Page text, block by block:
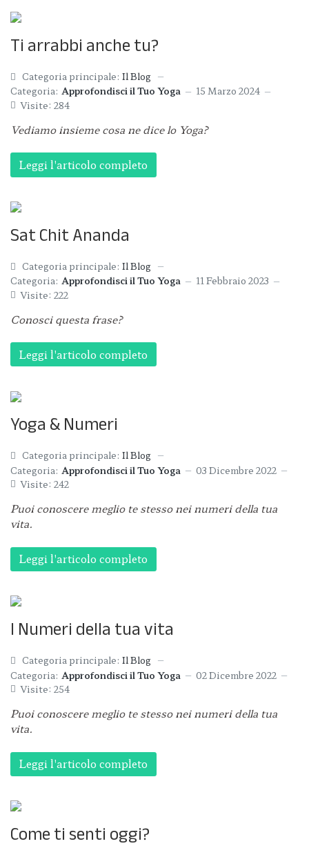
Ti arrabbi anche tu?
Categoria principale: Il Blog
Categoria: Approfondisci il Tuo Yoga
15 Marzo 2024
Visite: 284
Vediamo insieme cosa ne dice lo Yoga?
Leggi l'articolo completo
Sat Chit Ananda
Categoria principale: Il Blog
Categoria: Approfondisci il Tuo Yoga
11 Febbraio 2023
Visite: 222
Conosci questa frase?
Leggi l'articolo completo
Yoga & Numeri
Categoria principale: Il Blog
Categoria: Approfondisci il Tuo Yoga
03 Dicembre 2022
Visite: 242
Puoi conoscere meglio te stesso nei numeri della tua
vita.
Leggi l'articolo completo
I Numeri della tua vita
Categoria principale: Il Blog
Categoria: Approfondisci il Tuo Yoga
02 Dicembre 2022
Visite: 254
Puoi conoscere meglio te stesso nei numeri della tua
vita.
Leggi l'articolo completo
Come ti senti oggi?